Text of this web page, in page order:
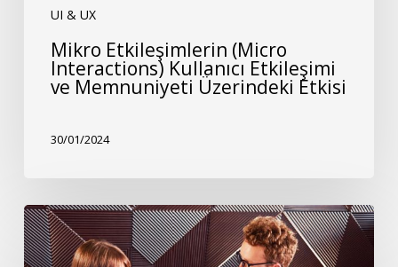
UI & UX
Mikro Etkileşimlerin (Micro
Interactions) Kullanıcı Etkileşimi
ve Memnuniyeti Üzerindeki Etkisi
30/01/2024
Mobil
Uygulamada